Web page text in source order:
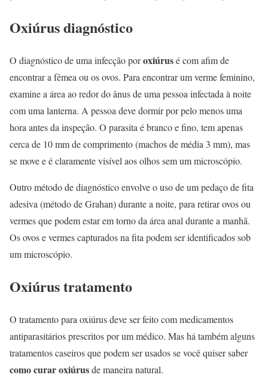
Oxiúrus diagnóstico
O diagnóstico de uma infecção poroxiúrusé com afim de
encontrar a fêmea ou os ovos. Para encontrar um verme feminino,
examine a área ao redor do ânus de uma pessoa infectada à noite
com uma lanterna. A pessoa deve dormir por pelo menos uma
hora antes da inspeção. O parasita é branco e fino, tem apenas
cerca de 10 mm de comprimento (machos de média 3 mm), mas
se move e é claramente visível aos olhos sem um microscópio.
Outro método de diagnóstico envolve o uso de um pedaço de fita
adesiva (método de Grahan) durante a noite, para retirar ovos ou
vermes que podem estar em torno da área anal durante a manhã.
Os ovos e vermes capturados na fita podem ser identificados sob
um microscópio.
Oxiúrus tratamento
O tratamento para oxiúrus deve ser feito com medicamentos
antiparasitários prescritos por um médico. Mas há também alguns
tratamentos caseiros que podem ser usados se você quiser saber
como curar oxiúrusde maneira natural.